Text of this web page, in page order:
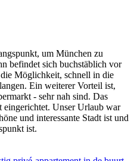
um München zu
befindet sich buchstäblich vor
Möglichkeit, schnell in die
Ein weiterer Vorteil ist,
- sehr nah sind. Das
Unser Urlaub war
und interessante Stadt ist und
ist.